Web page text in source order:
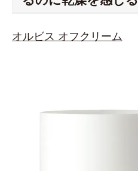
オルビス オフクリーム